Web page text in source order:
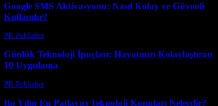
Google SMS Aktivasyonu: Nasıl Kolay ve Güvenli
Kullanılır?
PR Publisher-
Günlük Teknoloji İpuçları: Hayatınızı Kolaylaştıran
10 Uygulama
PR Publisher-
Bu Yılın En Patlayıcı Teknoloji Konuları Nelerdir?